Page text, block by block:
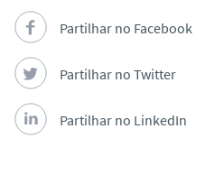
Partilhar no Facebook
Partilhar no Twitter
Partilhar no LinkedIn